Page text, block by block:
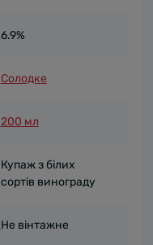
6.9%
Солодке
200 мл
Купаж з білих
сортів винограду
Не вінтажне